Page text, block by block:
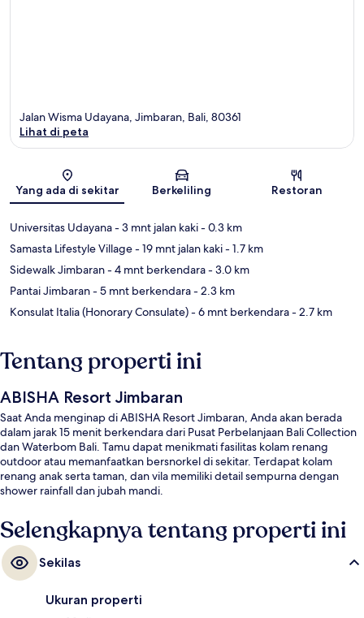
Peta
Jalan Wisma Udayana, Jimbaran, Bali, 80361
Lihat di peta
Yang ada di sekitar Berkeliling Restoran
Universitas Udayana- 3 mnt jalan kaki- 0.3 km
Samasta Lifestyle Village- 19 mnt jalan kaki- 1.7 km
Sidewalk Jimbaran- 4 mnt berkendara- 3.0 km
Pantai Jimbaran- 5 mnt berkendara- 2.3 km
Konsulat Italia (Honorary Consulate)- 6 mnt berkendara- 2.7 km
Tentang properti ini
ABISHA Resort Jimbaran
Saat Anda menginap di ABISHA Resort Jimbaran, Anda akan berada
dalam jarak 15 menit berkendara dari Pusat Perbelanjaan Bali Collection
dan Waterbom Bali. Tamu dapat menikmati fasilitas kolam renang
outdoor atau memanfaatkan bersnorkel di sekitar. Terdapat kolam
renang anak serta taman, dan vila memiliki detail sempurna dengan
shower rainfall dan jubah mandi.
Selengkapnya tentang properti ini
Sekilas
Ukuran properti